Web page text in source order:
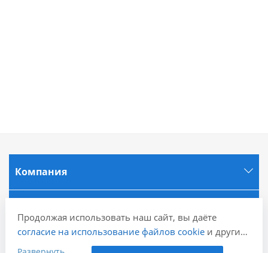
Компания
Продолжая использовать наш сайт, вы даёте
согласие на использование файлов cookieи других
пользовательских данных (включая IP-адрес,